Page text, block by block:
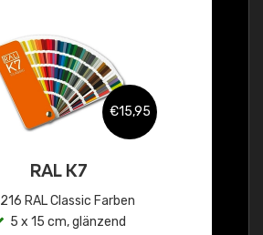
€15,95
RAL K7
216 RAL Classic Farben
5 x 15 cm, glänzend